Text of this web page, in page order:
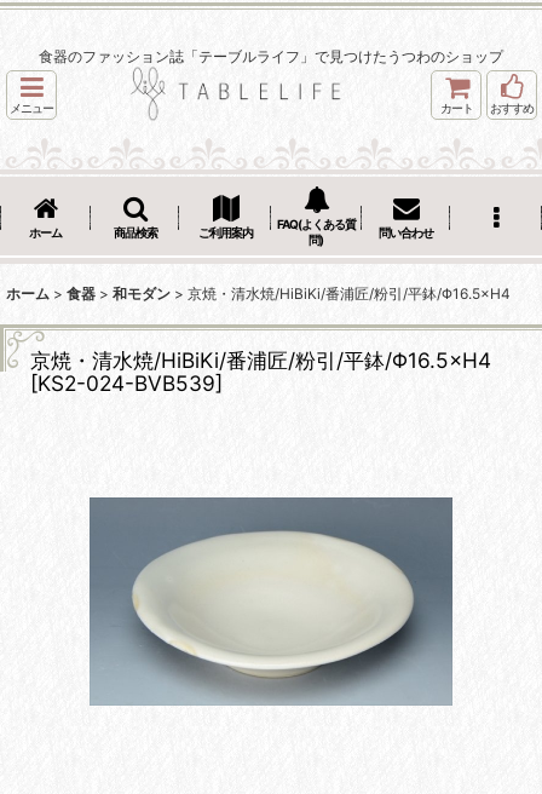
食器のファッション誌「テーブルライフ」で見つけたうつわのショップ
メニュー カート おすすめ
ホーム 商品検索 ご利用案内
FAQ(よくある質
問)
問い合わせ
ホーム > 食器 > 和モダン > 京焼・清水焼/HiBiKi/番浦匠/粉引/平鉢/Φ16.5×H4
京焼・清水焼/HiBiKi/番浦匠/粉引/平鉢/Φ16.5×H4
[KS2-024-BVB539]